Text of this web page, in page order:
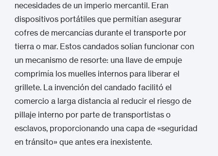
necesidades de un imperio mercantil. Eran
dispositivos portátiles que permitían asegurar
cofres de mercancías durante el transporte por
tierra o mar. Estos candados solían funcionar con
un mecanismo de resorte: una llave de empuje
comprimía los muelles internos para liberar el
grillete. La invención del candado facilitó el
comercio a larga distancia al reducir el riesgo de
pillaje interno por parte de transportistas o
esclavos, proporcionando una capa de «seguridad
en tránsito» que antes era inexistente.